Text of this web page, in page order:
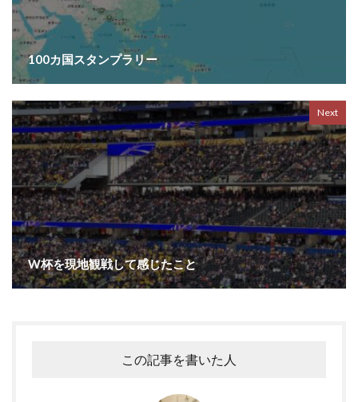
100カ国スタンプラリー
Next
W杯を現地観戦して感じたこと
この記事を書いた人